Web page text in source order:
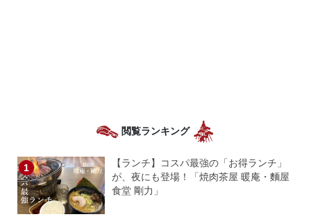
閲覧ランキング
【ランチ】コスパ最強の「お得ランチ」
が、夜にも登場！「焼肉茶屋 暖庵・麵屋
食堂 剛力」